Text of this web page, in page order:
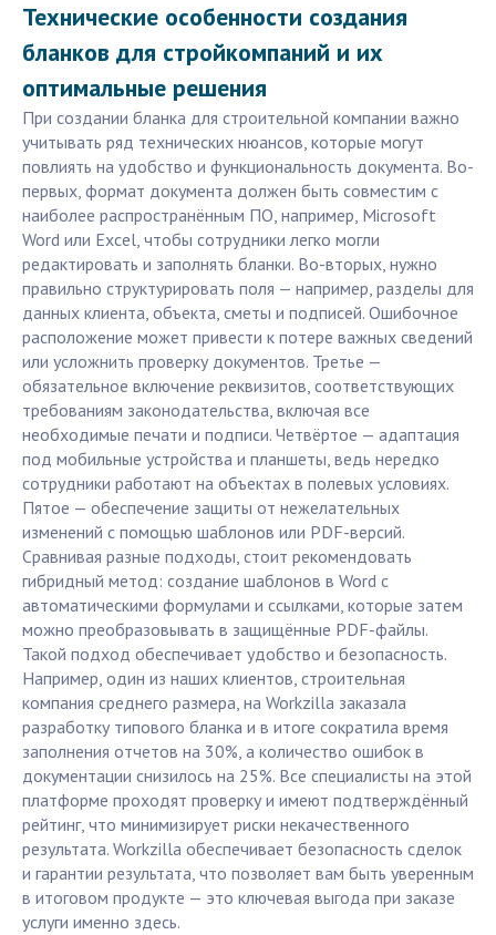
Технические особенности создания
бланков для стройкомпаний и их
оптимальные решения
При создании бланка для строительной компании важно
учитывать ряд технических нюансов, которые могут
повлиять на удобство и функциональность документа. Во-
первых, формат документа должен быть совместим с
наиболее распространённым ПО, например, Microsoft
Word или Excel, чтобы сотрудники легко могли
редактировать и заполнять бланки. Во-вторых, нужно
правильно структурировать поля — например, разделы для
данных клиента, объекта, сметы и подписей. Ошибочное
расположение может привести к потере важных сведений
или усложнить проверку документов. Третье —
обязательное включение реквизитов, соответствующих
требованиям законодательства, включая все
необходимые печати и подписи. Четвёртое — адаптация
под мобильные устройства и планшеты, ведь нередко
сотрудники работают на объектах в полевых условиях.
Пятое — обеспечение защиты от нежелательных
изменений с помощью шаблонов или PDF-версий.
Сравнивая разные подходы, стоит рекомендовать
гибридный метод: создание шаблонов в Word с
автоматическими формулами и ссылками, которые затем
можно преобразовывать в защищённые PDF-файлы.
Такой подход обеспечивает удобство и безопасность.
Например, один из наших клиентов, строительная
компания среднего размера, на Workzilla заказала
разработку типового бланка и в итоге сократила время
заполнения отчетов на 30%, а количество ошибок в
документации снизилось на 25%. Все специалисты на этой
платформе проходят проверку и имеют подтверждённый
рейтинг, что минимизирует риски некачественного
результата. Workzilla обеспечивает безопасность сделок
и гарантии результата, что позволяет вам быть уверенным
в итоговом продукте — это ключевая выгода при заказе
услуги именно здесь.